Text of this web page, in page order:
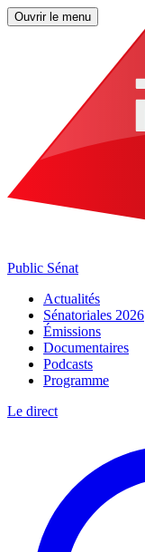
Ouvrir le menu
Public Sénat
Actualités
Sénatoriales 2026
Émissions
Documentaires
Podcasts
Programme
Le direct